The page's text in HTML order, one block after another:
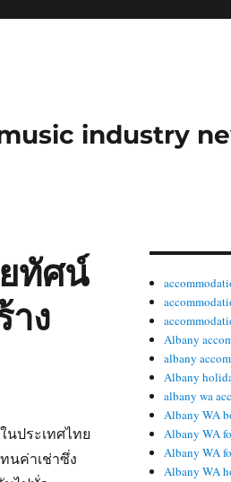
industry
ทัศน์
ง
ประเทศไทย
นค่าเช่าซึ่ง
Albany
albany
Albany
albany wa
Albany WA
Albany WA
Albany WA
Albany WA